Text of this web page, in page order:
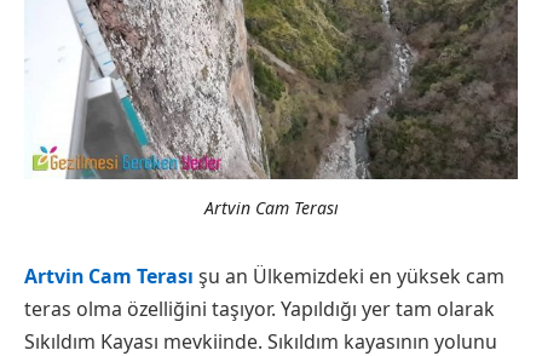
Artvin Cam Terası
Artvin Cam Terası şu an Ülkemizdeki en yüksek cam
teras olma özelliğini taşıyor. Yapıldığı yer tam olarak
Sıkıldım Kayası mevkiinde. Sıkıldım kayasının yolunu